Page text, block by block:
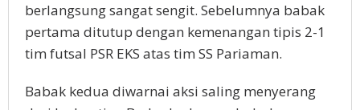
berlangsung sangat sengit. Sebelumnya babak
pertama ditutup dengan kemenangan tipis 2-1
tim futsal PSR EKS atas tim SS Pariaman.
Babak kedua diwarnai aksi saling menyerang